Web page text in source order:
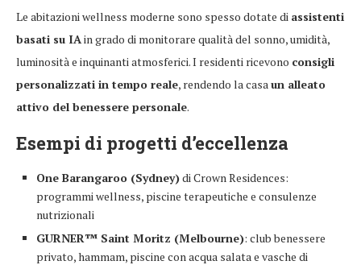
Le abitazioni wellness moderne sono spesso dotate di assistenti
basati su IAin grado di monitorare qualità del sonno, umidità,
luminosità e inquinanti atmosferici. I residenti ricevono consigli
personalizzati in tempo reale, rendendo la casaun alleato
attivo del benessere personale.
Esempi di progetti d’eccellenza
One Barangaroo (Sydney)di Crown Residences:
programmi wellness, piscine terapeutiche e consulenze
nutrizionali
GURNER™ Saint Moritz (Melbourne): club benessere
privato, hammam, piscine con acqua salata e vasche di